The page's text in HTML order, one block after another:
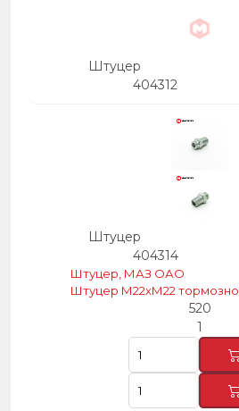
Штуцер
404312
Штуцер
404314
Штуцер, МАЗ ОАО
Штуцер М22хМ22
520
1